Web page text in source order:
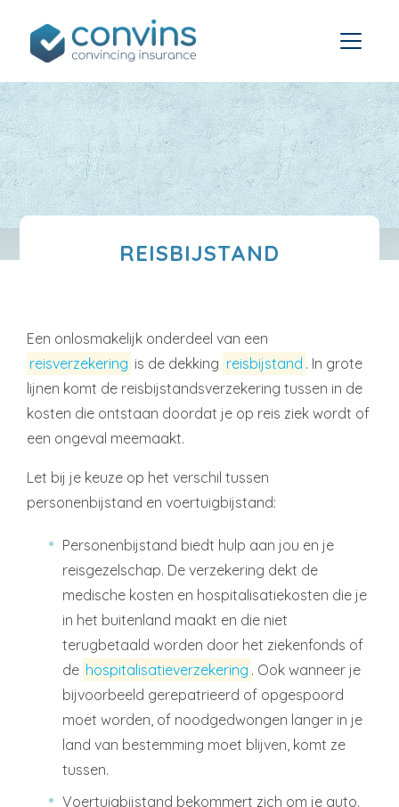
REISBIJSTAND
Een onlosmakelijk onderdeel van een
reisverzekering is de dekking reisbijstand . In grote
lijnen komt de reisbijstandsverzekering tussen in de
kosten die ontstaan doordat je op reis ziek wordt of
een ongeval meemaakt.
Let bij je keuze op het verschil tussen
personenbijstand en voertuigbijstand:
Personenbijstand biedt hulp aan jou en je
reisgezelschap. De verzekering dekt de
medische kosten en hospitalisatiekosten die je
in het buitenland maakt en die niet
terugbetaald worden door het ziekenfonds of
de hospitalisatieverzekering . Ook wanneer je
bijvoorbeeld gerepatrieerd of opgespoord
moet worden, of noodgedwongen langer in je
land van bestemming moet blijven, komt ze
tussen.
Voertuigbijstand bekommert zich om je auto.